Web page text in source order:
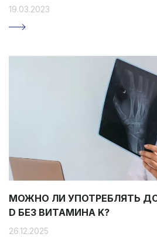
19.03.2023
МОЖНО ЛИ УПОТРЕБЛЯТЬ
D БЕЗ ВИТАМИНА K?
26.12.2025